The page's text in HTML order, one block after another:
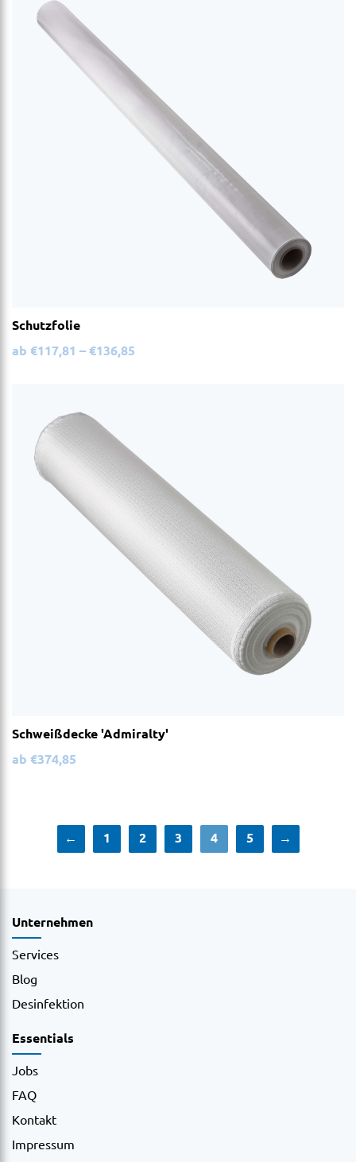
Schutzfolie
ab €117,81 – €136,85
Schweißdecke 'Admiralty'
ab €374,85
← 1 2 3 4 5 →
Unternehmen
Services
Blog
Desinfektion
Essentials
Jobs
FAQ
Kontakt
Impressum